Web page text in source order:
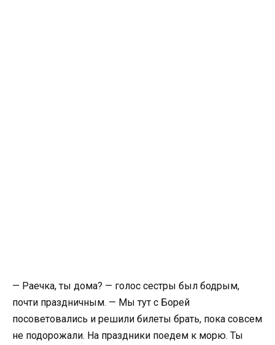
— Раечка, ты дома? — голос сестры был бодрым,
почти праздничным. — Мы тут с Борей
посоветовались и решили билеты брать, пока совсем
не подорожали. На праздники поедем к морю. Ты